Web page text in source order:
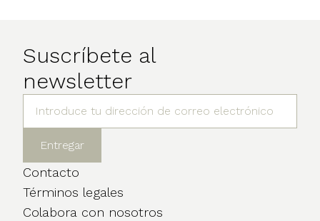
Suscríbete al
newsletter
Contacto
Términos legales
Colabora con nosotros